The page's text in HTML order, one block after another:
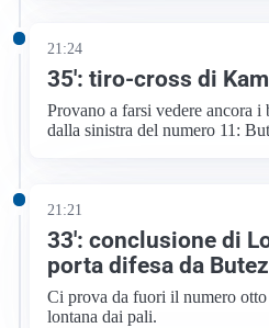
21:24
35′: tiro-cross di
Provano a farsi vedere ancora
dalla sinistra del numero 11:
21:21
33′: conclusione di
porta difesa da Butez
Ci prova da fuori il numero
lontana dai pali.